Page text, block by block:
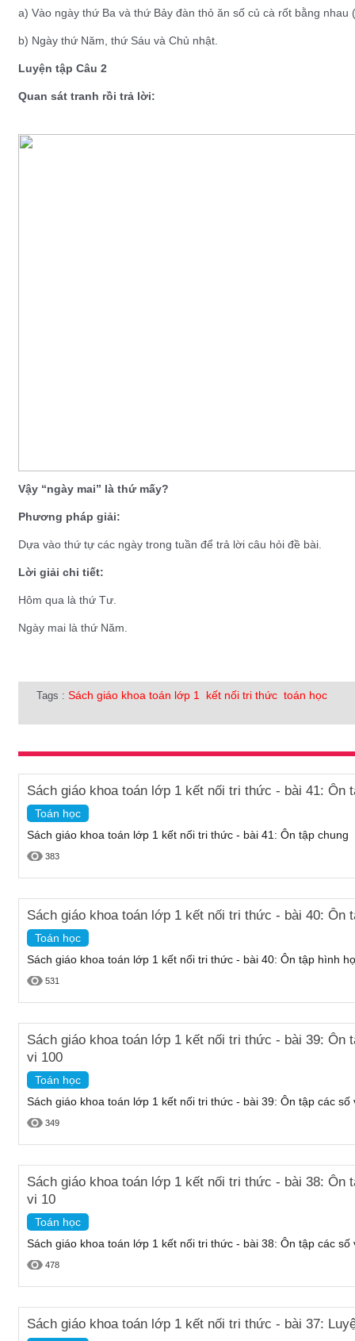
a) Vào ngày thứ Ba và thứ Bảy đàn thỏ ăn số củ cà rốt bằng nhau
b) Ngày thứ Năm, thứ Sáu và Chủ nhật.
Luyện tập Câu 2
Quan sát tranh rồi trả lời:
Vậy “ngày mai” là thứ mấy?
Phương pháp giải:
Dựa vào thứ tự các ngày trong tuần để trả lời câu hỏi đề bài.
Lời giải chi tiết:
Hôm qua là thứ Tư.
Ngày mai là thứ Năm.
Tags : Sách giáo khoa toán lớp 1 kết nối tri thức toán học
Sách giáo khoa toán lớp 1 kết nối tri thức - bài 41: Ôn
Toán học
Sách giáo khoa toán lớp 1 kết nối tri thức - bài 41: Ôn tập chung
383
Sách giáo khoa toán lớp 1 kết nối tri thức - bài 40: Ôn
Toán học
Sách giáo khoa toán lớp 1 kết nối tri thức - bài 40: Ôn tập hình
531
Sách giáo khoa toán lớp 1 kết nối tri thức - bài 39: Ôn
vi 100
Toán học
Sách giáo khoa toán lớp 1 kết nối tri thức - bài 39: Ôn tập các
349
Sách giáo khoa toán lớp 1 kết nối tri thức - bài 38: Ôn
vi 10
Toán học
Sách giáo khoa toán lớp 1 kết nối tri thức - bài 38: Ôn tập các
478
Sách giáo khoa toán lớp 1 kết nối tri thức - bài 37: